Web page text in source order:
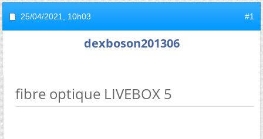
25/04/2021, 10h03 #1
dexboson201306
fibre optique LIVEBOX 5